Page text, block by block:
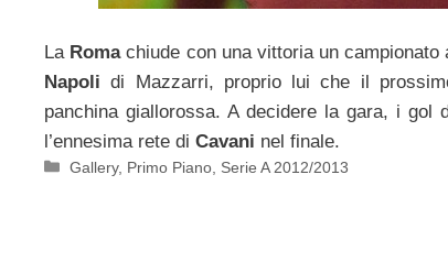
La Romachiude con una vittoria un campionato
Napoli di Mazzarri, proprio lui che il
panchina giallorossa. A decidere la gara, i gol
l’ennesima rete di Cavani nel finale.
Categorie
Gallery, Primo Piano Serie A 2012/2013